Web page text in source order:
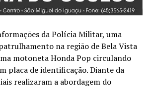
da Polícia Militar, uma
na região de Bela Vista
motoneta Honda Pop circulando
placa de identificação. Diante da
realizaram a abordagem do